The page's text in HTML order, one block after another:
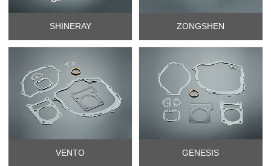
SHINERAY ZONGSHEN
VENTO GENESIS